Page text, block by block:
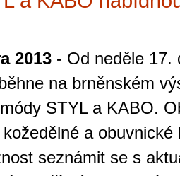
2013 - Od neděle 17.
na brněnském
STYL a KABO.
a obuvnické
seznámit se s
Průvodce
Brno je
zajímavé
restaurace,
místem, kde si
hry. V
širokou nabídku her